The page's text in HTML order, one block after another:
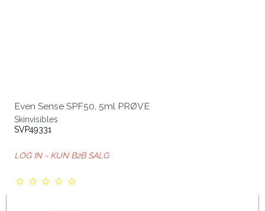
Even Sense SPF50, 5ml PRØVE
Skinvisibles
SVP49331
LOG IN - KUN B2B SALG